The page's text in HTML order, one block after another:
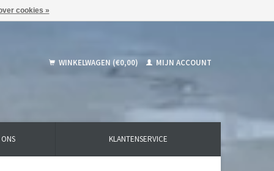
WINKELWAGEN (€0,00) MIJN ACCOUNT
KLANTENSERVICE
cookies »